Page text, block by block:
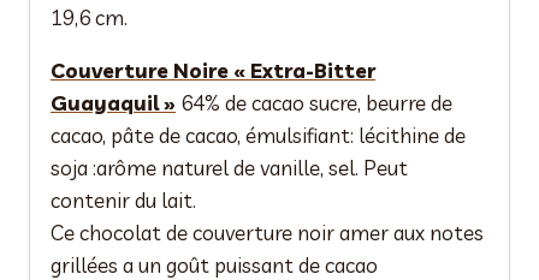
19,6 cm.
Couverture Noire « Extra-Bitter
Guayaquil » 64% de cacao sucre, beurre de
cacao, pâte de cacao, émulsifiant: lécithine de
soja :arôme naturel de vanille, sel. Peut
contenir du lait.
Ce chocolat de couverture noir amer aux notes
grillées a un goût puissant de cacao